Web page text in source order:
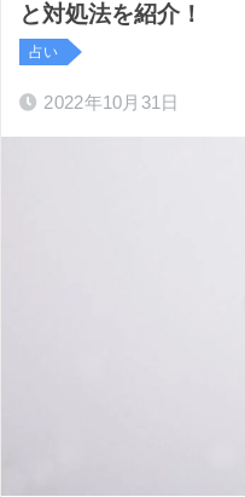
と対処法を紹介！
占い
2022年10月31日